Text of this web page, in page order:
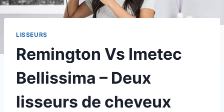
LISSEURS
Remington Vs Imetec
Bellissima – Deux
lisseurs de cheveux